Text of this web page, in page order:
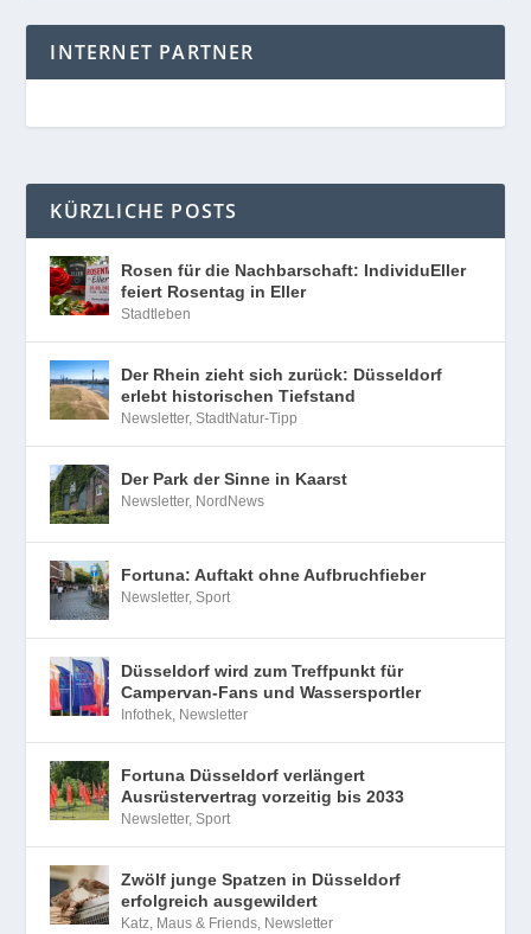
INTERNET PARTNER
KÜRZLICHE POSTS
Rosen für die Nachbarschaft: IndividuEller
feiert Rosentag in Eller
Stadtleben
Der Rhein zieht sich zurück: Düsseldorf
erlebt historischen Tiefstand
Newsletter,StadtNatur-Tipp
Der Park der Sinne in Kaarst
Newsletter, NordNews
Fortuna: Auftakt ohne Aufbruchfieber
Newsletter,Sport
Düsseldorf wird zum Treffpunkt für
Campervan-Fans und Wassersportler
Infothek, Newsletter
Fortuna Düsseldorf verlängert
Ausrüstervertrag vorzeitig bis 2033
Newsletter,Sport
Zwölf junge Spatzen in Düsseldorf
erfolgreich ausgewildert
Katz, Maus & Friends, Newsletter